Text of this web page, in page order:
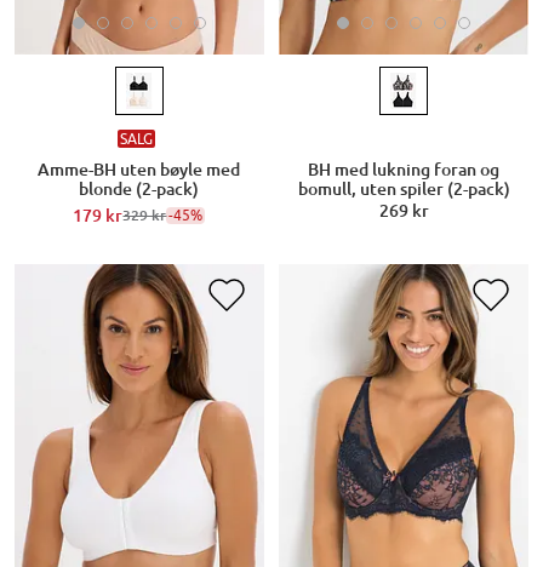
SALG
Amme-BH uten bøyle med
blonde (2-pack)
179 kr329 kr-45%
BH med lukning foran og
bomull, uten spiler (2-pack)
269 kr